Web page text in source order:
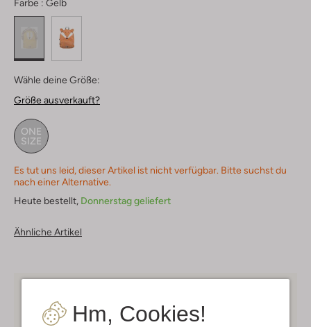
Hm, Cookies!
Farbe : Gelb
Wähle deine Größe:
Größe ausverkauft?
ONE
SIZE
Es tut uns leid, dieser Artikel ist nicht verfügbar. Bitte suchst du
nach einer Alternative.
Heute bestellt, Donnerstag geliefert
Ähnliche Artikel
Mitglieder in Deutschland